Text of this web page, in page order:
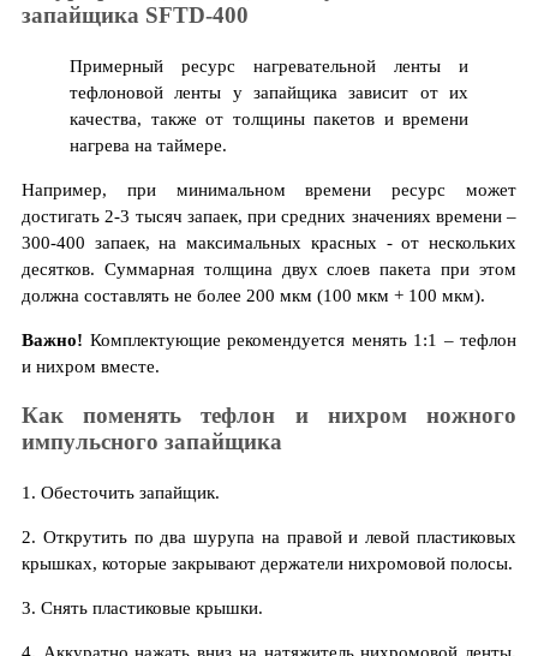
запайщика SFTD-400
Примерный ресурс нагревательной ленты и
тефлоновой ленты у запайщика зависит от их
качества, также от толщины пакетов и времени
нагрева на таймере.
Например, при минимальном времени ресурс может
достигать 2-3 тысяч запаек, при средних значениях времени –
300-400 запаек, на максимальных красных - от нескольких
десятков. Суммарная толщина двух слоев пакета при этом
должна составлять не более 200 мкм (100 мкм + 100 мкм).
Важно! Комплектующие рекомендуется менять 1:1 – тефлон
и нихром вместе.
Как поменять тефлон и нихром ножного
импульсного запайщика
1. Обесточить запайщик.
2. Открутить по два шурупа на правой и левой пластиковых
крышках, которые закрывают держатели нихромовой полосы.
3. Снять пластиковые крышки.